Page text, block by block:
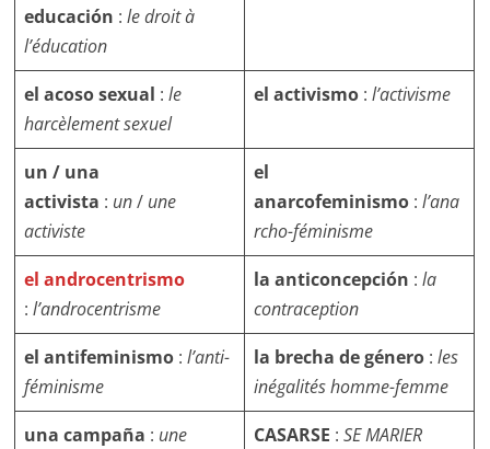
educación :le droit à
l’éducation
el acoso sexual :le
harcèlement sexuel
el activismo :l’activisme
un / una
activista : un/ une
activiste
el
anarcofeminismo :l’ana
rcho-féminisme
el androcentrismo
:l’androcentrisme
la anticoncepción :la
contraception
el antifeminismo :l’anti-
féminisme
la brecha de género :les
inégalités homme-femme
una campaña : une
CASARSE :SE MARIER